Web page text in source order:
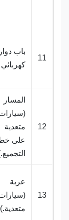
باب دوار
كهربائي
المسار
(سيارات
متعدية
على خط
التجميع.)
(سيارات
متعدية.)